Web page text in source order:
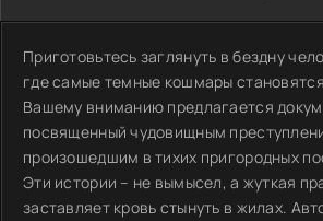
Приготовьтесь заглянуть в бездну
где самые темные кошмары
Вашему вниманию предлагается
посвященный чудовищным
произошедшим в тихих пригородных
Эти истории – не вымысел, а жуткая
заставляет кровь стынуть в жилах.